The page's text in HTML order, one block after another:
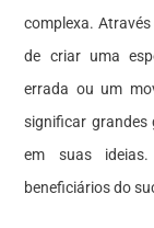
complexa. Através
de criar uma
errada ou um
significar grandes
em suas
beneficiários do